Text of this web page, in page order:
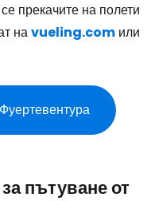
прекачите на полети
наvueling.com или
пътуване от